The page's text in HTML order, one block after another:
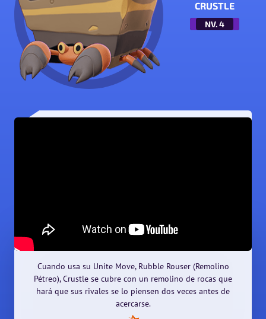
CRUSTLE
NV.4
Cuando usa su Unite Move, Rubble Rouser (Remolino
Pétreo), Crustle se cubre con un remolino de rocas que
hará que sus rivales se lo piensen dos veces antes de
acercarse.